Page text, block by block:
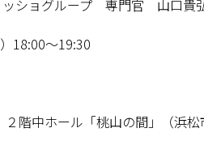
ミッショグ
18:00～19:30
階中ホール「桃山の間」（浜松